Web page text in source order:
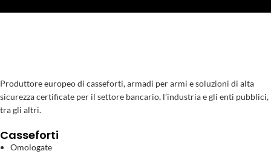
Produttore europeo di casseforti, armadi per armi e soluzioni di alta
sicurezza certificate per il settore bancario, l’industria e gli enti pubblici,
tra gli altri.
Casseforti
Omologate